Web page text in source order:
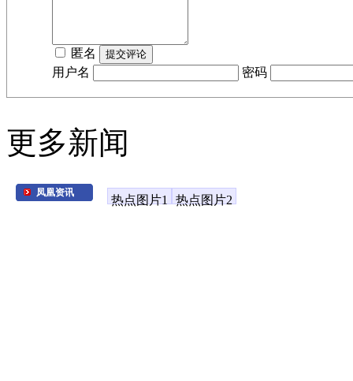
匿名
用户名
密码
更多新闻
凤凰资讯
热点图片1 热点图片2